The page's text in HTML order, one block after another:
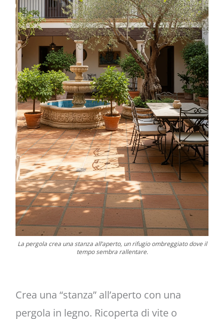
La pergola crea una stanza all’aperto, un rifugio ombreggiato dove il
tempo sembra rallentare.
Crea una “stanza” all’aperto con una
pergola in legno. Ricoperta di vite o